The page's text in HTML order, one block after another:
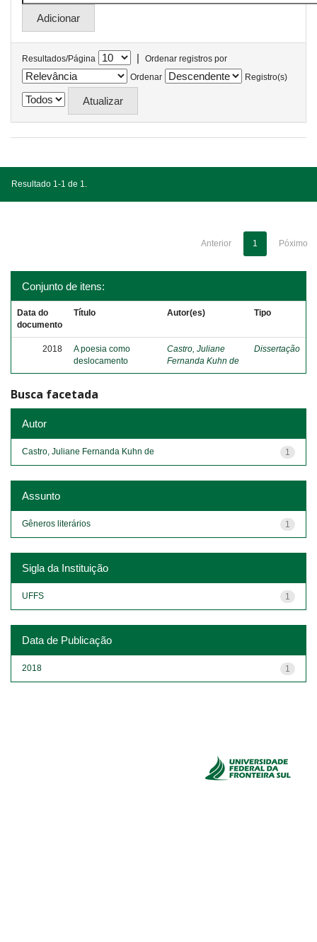
Resultados/Página |
Ordenar registros por
Ordenar
Registro(s)
Resultado 1-1 de 1.
Anterior 1 Póximo
Conjunto de itens:
Data do
documento
Título Autor(es) Tipo
2018
A poesia como
deslocamento
Castro, Juliane
Fernanda Kuhn de
Dissertação
Busca facetada
Autor
1
Castro, Juliane Fernanda Kuhn de
Assunto
1
Gêneros literários
Sigla da Instituição
1
UFFS
Data de Publicação
1
2018